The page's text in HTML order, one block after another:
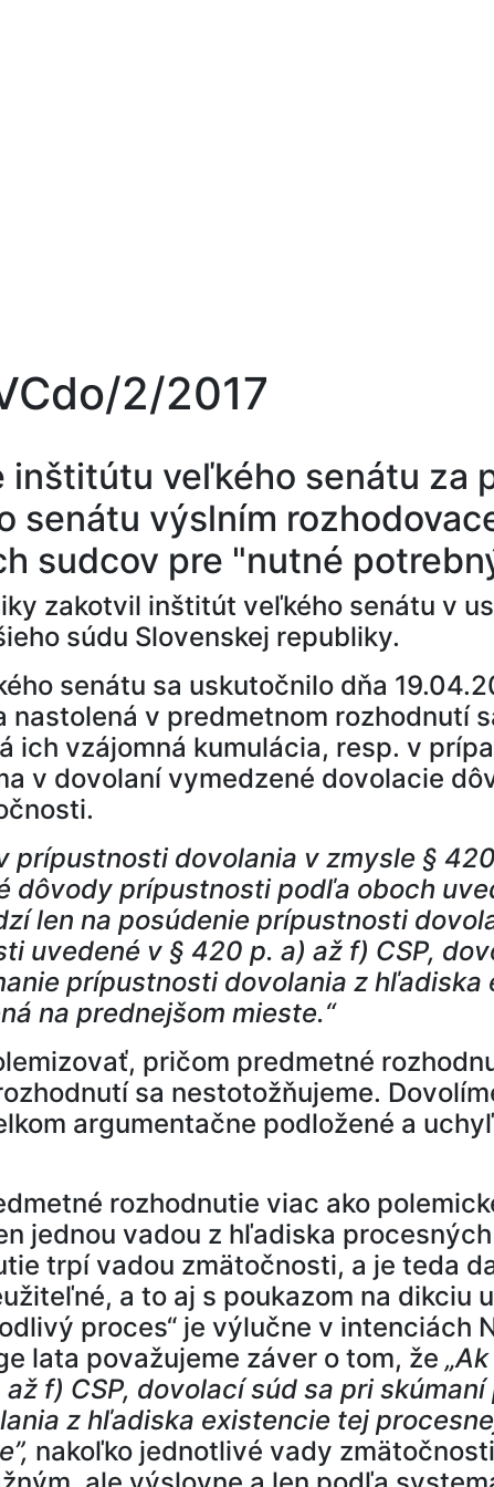
2/2017
veľkého senátu za
senátu výslním
sudcov pre "nutné
zakotvil inštitút veľkého senátu v
súdu Slovenskej republiky.
senátu sa uskutočnilo dňa
v predmetnom rozhodnutí
ich vzájomná kumulácia, resp. v
v dovolaní vymedzené dovolacie
prípustnosti dovolania v zmysle § 420
dôvody prípustnosti podľa oboch
len na posúdenie prípustnosti
uvedené v § 420 p. a) až f) CSP,
prípustnosti dovolania z
na prednejšom mieste.“
pričom predmetné
sa nestotožňujeme.
argumentačne podložené a
rozhodnutie viac ako
jednou vadou z hľadiska
trpí vadou zmätočnosti, a je teda
a to aj s poukazom na dikciu
proces“ je výlučne v intenciách
lata považujeme záver o tom, že
f) CSP, dovolací súd sa pri
z hľadiska existencie tej
nakoľko jednotlivé vady